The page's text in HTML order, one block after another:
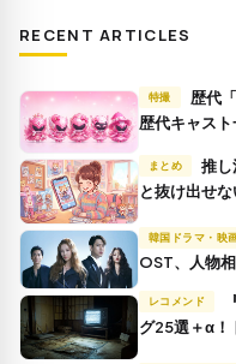
RECENT ARTICLES
特撮
歴代キャス
まとめ
推し活依存はなぜ起きる？有名人崇拝症候群
と抜け出せ
韓国ドラマ・映
OST、人物
レコメンド
グ25選＋α！